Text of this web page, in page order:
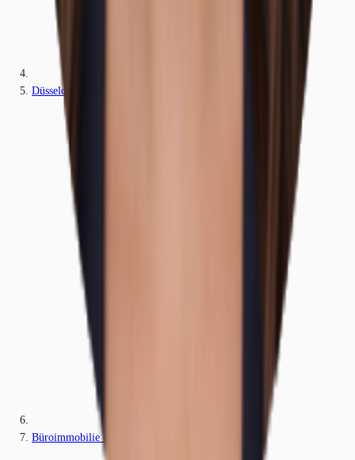
Düsseldorf
Büroimmobilie - Düsseldorf, Benrath - D3351